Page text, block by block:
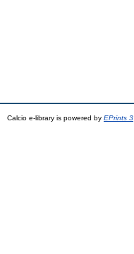
Calcio e-library is powered by EPrints 3